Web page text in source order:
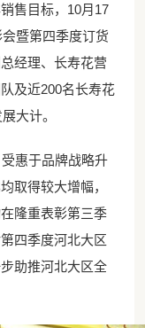
售目标，10月17
暨第四季度订货
经理、长寿花营
及近200名长寿花
大计。
惠于品牌战略升
取得较大增幅，
隆重表彰第三季
四季度河北大区
助推河北大区全